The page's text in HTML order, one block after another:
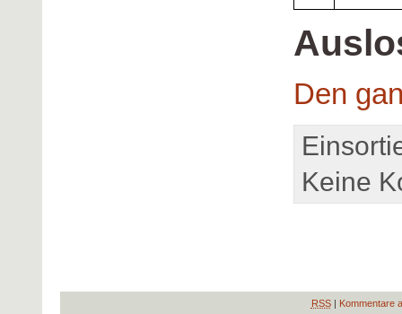
Den
Keine
RSS| Kommentare